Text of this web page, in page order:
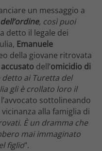
un messaggio a
, così puoi
detto il legale dei
Emanuele
della giovane ritrovata
accusato dell’omicidio di
detto ai Turetta del
gli è crollato loro il
sottolineando
alla famiglia di
È un dramma che
mai immaginato
figlio“.